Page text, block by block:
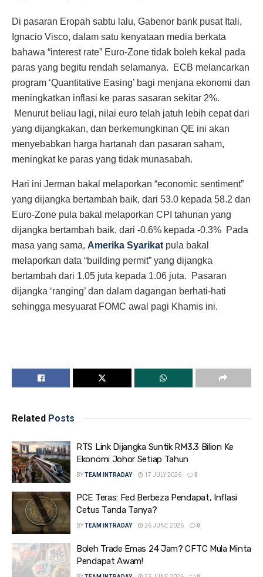
Di pasaran Eropah sabtu lalu, Gabenor bank pusat Itali,
Ignacio Visco, dalam satu kenyataan media berkata
bahawa “interest rate” Euro-Zone tidak boleh kekal pada
paras yang begitu rendah selamanya. ECB melancarkan
program ‘Quantitative Easing’ bagi menjana ekonomi dan
meningkatkan inflasi ke paras sasaran sekitar 2%.
Menurut beliau lagi, nilai euro telah jatuh lebih cepat dari
yang dijangkakan, dan berkemungkinan QE ini akan
menyebabkan harga hartanah dan pasaran saham,
meningkat ke paras yang tidak munasabah.
Hari ini Jerman bakal melaporkan “economic sentiment”
yang dijangka bertambah baik, dari 53.0 kepada 58.2 dan
Euro-Zone pula bakal melaporkan CPI tahunan yang
dijangka bertambah baik, dari -0.6% kepada -0.3% Pada
masa yang sama, Amerika Syarikat pula bakal
melaporkan data “building permit” yang dijangka
bertambah dari 1.05 juta kepada 1.06 juta. Pasaran
dijangka ‘ranging’ dan dalam dagangan berhati-hati
sehingga mesyuarat FOMC awal pagi Khamis ini.
Related Posts
RTS Link Dijangka Suntik RM3.3 Bilion Ke
Ekonomi Johor Setiap Tahun
BYTEAM INTRADAY 17 JULY 2026 0
PCE Teras: Fed Berbeza Pendapat, Inflasi
Cetus Tanda Tanya?
BYTEAM INTRADAY 26 JUNE 2026 0
Boleh Trade Emas 24 Jam? CFTC Mula Minta
Pendapat Awam!